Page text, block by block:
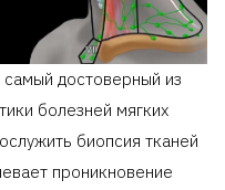
достоверный из
болезней мягких
биопсия тканей
проникновение